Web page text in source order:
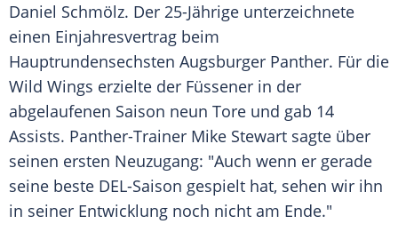
Daniel Schmölz. Der 25-Jährige unterzeichnete
einen Einjahresvertrag beim
Hauptrundensechsten Augsburger Panther. Für die
Wild Wings erzielte der Füssener in der
abgelaufenen Saison neun Tore und gab 14
Assists. Panther-Trainer Mike Stewart sagte über
seinen ersten Neuzugang: "Auch wenn er gerade
seine beste DEL-Saison gespielt hat, sehen wir ihn
in seiner Entwicklung noch nicht am Ende."